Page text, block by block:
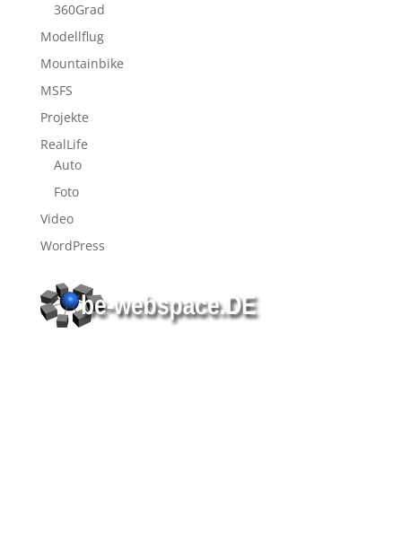
360Grad
Modellflug
Mountainbike
MSFS
Projekte
RealLife
Auto
Foto
Video
WordPress